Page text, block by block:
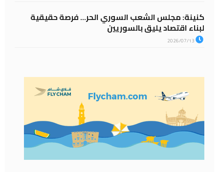
كنينة: مجلس الشعب السوري الحر… فرصة حقيقية
لبناء اقتصاد يليق بالسوريين